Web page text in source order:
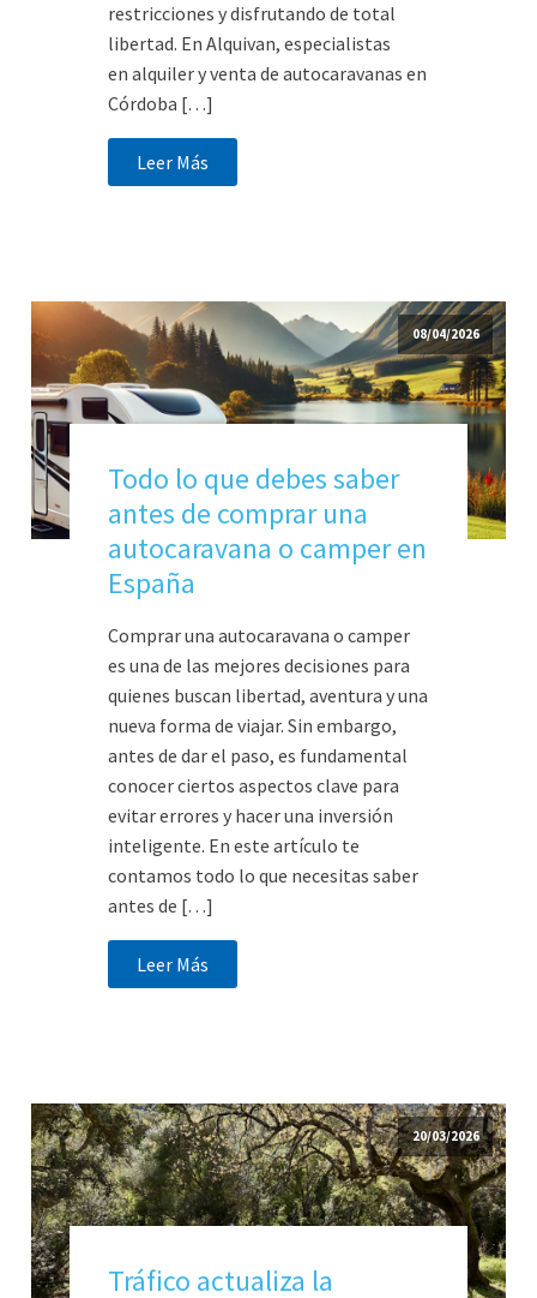
restricciones y disfrutando de total
libertad. En Alquivan, especialistas
en alquiler y venta de autocaravanas en
Córdoba […]
Leer Más
08/04/2026
Todo lo que debes saber
antes de comprar una
autocaravana o camper en
España
Comprar una autocaravana o camper
es una de las mejores decisiones para
quienes buscan libertad, aventura y una
nueva forma de viajar. Sin embargo,
antes de dar el paso, es fundamental
conocer ciertos aspectos clave para
evitar errores y hacer una inversión
inteligente. En este artículo te
contamos todo lo que necesitas saber
antes de […]
Leer Más
20/03/2026
Tráfico actualiza la